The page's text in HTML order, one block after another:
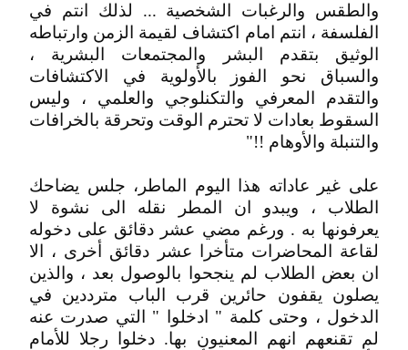
والطقس والرغبات الشخصية ... لذلك انتم في
الفلسفة ، انتم امام اكتشاف لقيمة الزمن وارتباطه
الوثيق بتقدم البشر والمجتمعات البشرية ،
والسباق نحو الفوز بالأولوية في الاكتشافات
والتقدم المعرفي والتكنلوجي والعلمي ، وليس
السقوط بعادات لا تحترم الوقت وتحرقة بالخرافات
والتنبلة والأوهام !!"
على غير عاداته هذا اليوم الماطر، جلس يضاحك
الطلاب ، ويبدو ان المطر نقله الى نشوة لا
يعرفونها به . ورغم مضي عشر دقائق على دخوله
لقاعة المحاضرات متأخرا عشر دقائق أخرى ، الا
ان بعض الطلاب لم ينجحوا بالوصول بعد ، والذين
يصلون يقفون حائرين قرب الباب مترددين في
الدخول ، وحتى كلمة " ادخلوا " التي صدرت عنه
لم تقنعهم انهم المعنيون بها. دخلوا رجلا للأمام